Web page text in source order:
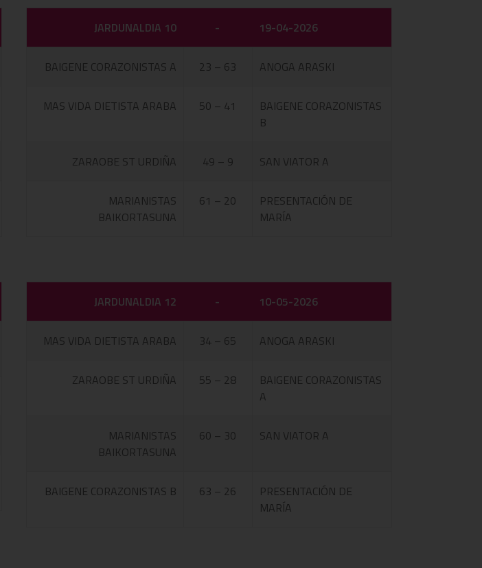
JARDUNALDIA 10 - 19-04-2026
BAIGENE CORAZONISTAS A 23 – 63 ANOGA ARASKI
MAS VIDA DIETISTA ARABA 50 – 41
BAIGENE CORAZONISTAS
B
ZARAOBE ST URDIÑA 49 – 9 SAN VIATOR A
MARIANISTAS
BAIKORTASUNA
61 – 20
PRESENTACIÓN DE
MARÍA
JARDUNALDIA 12 - 10-05-2026
MAS VIDA DIETISTA ARABA 34 – 65 ANOGA ARASKI
ZARAOBE ST URDIÑA 55 – 28
BAIGENE CORAZONISTAS
A
MARIANISTAS
BAIKORTASUNA
60 – 30 SAN VIATOR A
BAIGENE CORAZONISTAS B 63 – 26
PRESENTACIÓN DE
MARÍA